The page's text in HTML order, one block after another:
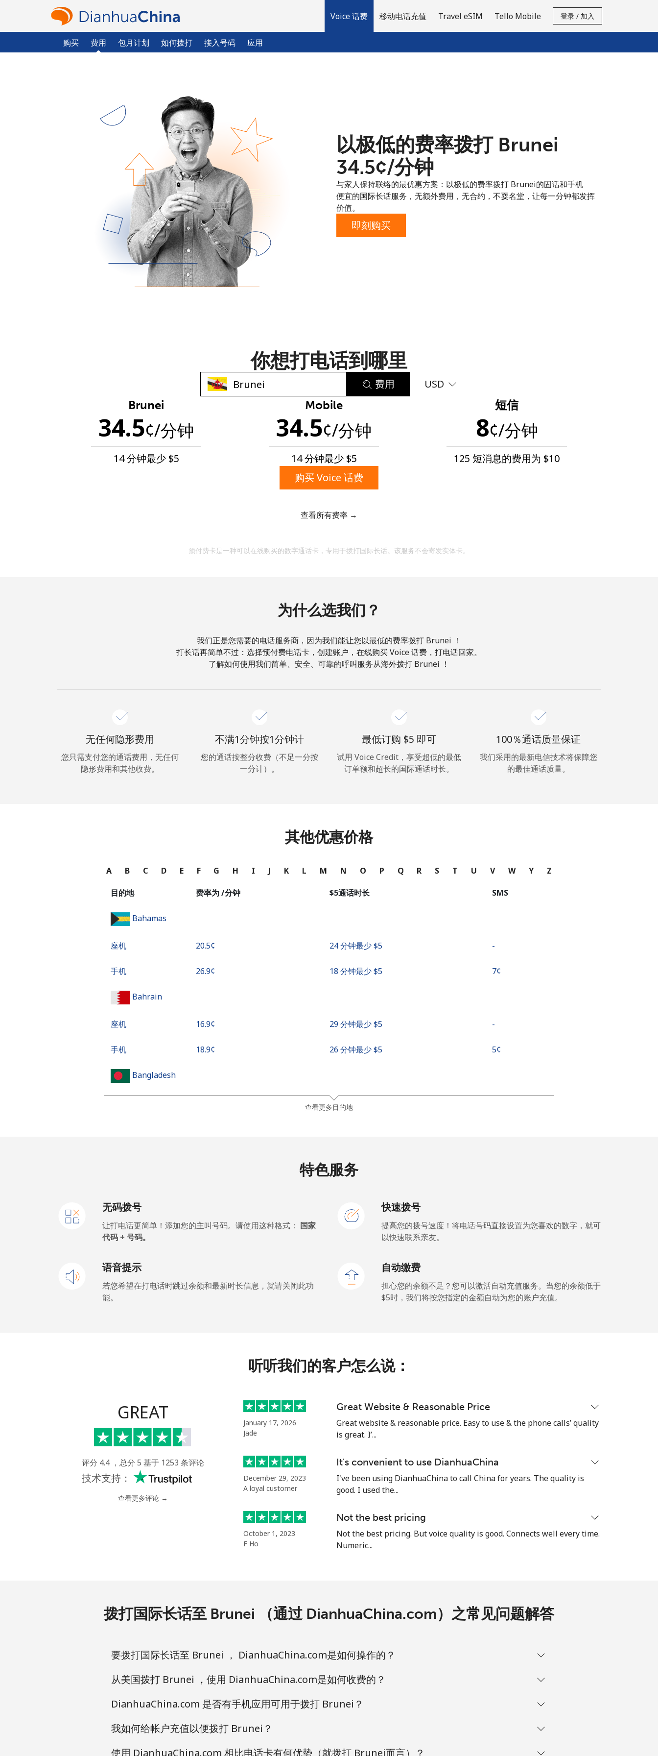
Voice 话费
购买 费用 包月计划 如何拨打 接入号码 应用
移动电话充值 Travel eSIM Tello Mobile 登录 / 加入
注册使用
至少 8 个字符
一个大写字母和一个小写字母
请保持联系，以便享受我们绝佳的优惠活动。
加入
你好！
登录
或
者
以极低的费率拨打 Brunei
⁦34.5¢⁩/分钟
与家人保持联络的最优惠方案：以极低的费率拨打 Brunei的固话和手机
便宜的国际长话服务，无额外费用，无合约，不耍名堂，让每一分钟都发挥
价值。
即刻购买
你想打电话到哪里
费用 USD
Brunei
34.5¢/分钟
14 分钟最少 ⁦$5⁩
Mobile
34.5¢/分钟
14 分钟最少 ⁦$5⁩
短信
8¢/分钟
125 短消息的费用为 ⁦$10⁩
购买 Voice 话费
查看所有费率 →
预付费卡是一种可以在线购买的数字通话卡，专用于拨打国际长话。该服务不会寄发实体卡。
为什么选我们？
我们正是您需要的电话服务商，因为我们能让您以最低的费率拨打 Brunei ！
打长话再简单不过：选择预付费电话卡，创建账户，在线购买 Voice 话费，打电话回家。
了解如何使用我们简单、安全、可靠的呼叫服务从海外拨打 Brunei ！
无任何隐形费用
您只需支付您的通话费用，无任何
隐形费用和其他收费。
不满1分钟按1分钟计
您的通话按整分收费（不足一分按
一分计）。
最低订购 ⁦$5⁩ 即可
试用 Voice Credit，享受超低的最低
订单额和超长的国际通话时长。
100％通话质量保证
我们采用的最新电信技术将保障您
的最佳通话质量。
其他优惠价格
A B C D E F G H I J K L M N O P Q R S T U V W Y Z
目的地 费率为 /分钟 ⁦$5⁩通话时长 SMS
Bahamas
座机 ⁦20.5¢⁩ 24 分钟最少 ⁦$5⁩ -
手机 ⁦26.9¢⁩ 18 分钟最少 ⁦$5⁩ ⁦7¢⁩
Bahrain
座机 ⁦16.9¢⁩ 29 分钟最少 ⁦$5⁩ -
手机 ⁦18.9¢⁩ 26 分钟最少 ⁦$5⁩ ⁦5¢⁩
Bangladesh
142 分钟最少 ⁦$5⁩
17 分钟最少 ⁦$5⁩
手机 15 分钟最少 ⁦$5⁩
Belarus
手机 ⁦50.9¢⁩ 9 分钟最少 ⁦$5⁩ -
14 分钟最少 ⁦$5⁩
座机
手机 15 分钟最少 ⁦$5⁩
Benin
座机 9 分钟最少 ⁦$5⁩
8 分钟最少 ⁦$5⁩
Bhutan
座机 ⁦9.9¢⁩ 50 分钟最少 ⁦$5⁩
手机 ⁦9.5¢⁩ 52 分钟最少 ⁦$5⁩
Bolivia
座机 ⁦24.5¢⁩
查看更多目的地
特色服务
无码拨号
让打电话更简单！添加您的主叫号码。请使用这种格式： 国家
代码 + 号码。
快速拨号
提高您的拨号速度！将电话号码直接设置为您喜欢的数字，就可
以快速联系亲友。
语音提示
若您希望在打电话时跳过余额和最新时长信息，就请关闭此功
能。
自动缴费
担心您的余额不足？您可以激活自动充值服务。当您的余额低于⁦
$5⁩时，我们将按您指定的金额自动为您的账户充值。
听听我们的客户怎么说：
GREAT
评分 4.4 ，总分 5 基于 1253 条评论
技术支持：
查看更多评论 →
January 17, 2026
Jade
Great Website & Reasonable Price
Great website & reasonable price. Easy to use & the phone calls’ quality
is great. I’...
December 29, 2023
A loyal customer
It's convenient to use DianhuaChina
I've been using DianhuaChina to call China for years. The quality is
good. I used the...
October 1, 2023
F Ho
Not the best pricing
Not the best pricing. But voice quality is good. Connects well every time.
Numeric...
拨打国际长话至 Brunei （通过 DianhuaChina.com）之常见问题解答
要拨打国际长话至 Brunei ， DianhuaChina.com是如何操作的？
从美国拨打 Brunei ，使用 DianhuaChina.com是如何收费的？
DianhuaChina.com 是否有手机应用可用于拨打 Brunei？
我如何给帐户充值以便拨打 Brunei？
使用 DianhuaChina.com 相比电话卡有何优势（就拨打 Brunei而言）？